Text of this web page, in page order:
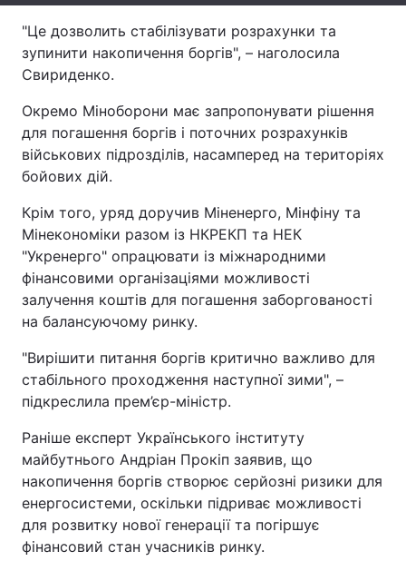
Тема оформлення
"Це дозволить стабілізувати розрахунки та
зупинити накопичення боргів", – наголосила
Свириденко.
Окремо Міноборони має запропонувати рішення
для погашення боргів і поточних розрахунків
військових підрозділів, насамперед на територіях
бойових дій.
Крім того, уряд доручив Міненерго, Мінфіну та
Мінекономіки разом із НКРЕКП та НЕК
"Укренерго" опрацювати із міжнародними
фінансовими організаціями можливості
залучення коштів для погашення заборгованості
на балансуючому ринку.
"Вирішити питання боргів критично важливо для
стабільного проходження наступної зими", –
підкреслила прем’єр-міністр.
Раніше експерт Українського інституту
майбутнього Андріан Прокіп заявив, що
накопичення боргів створює серйозні ризики для
енергосистеми, оскільки підриває можливості
для розвитку нової генерації та погіршує
фінансовий стан учасників ринку.